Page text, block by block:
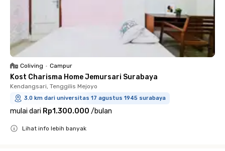
Coliving • Campur
Kost Charisma Home Jemursari Surabaya
Kendangsari, Tenggilis Mejoyo
3.0 km dari universitas 17 agustus 1945 surabaya
mulai dari Rp1.300.000 /bulan
Lihat info lebih banyak